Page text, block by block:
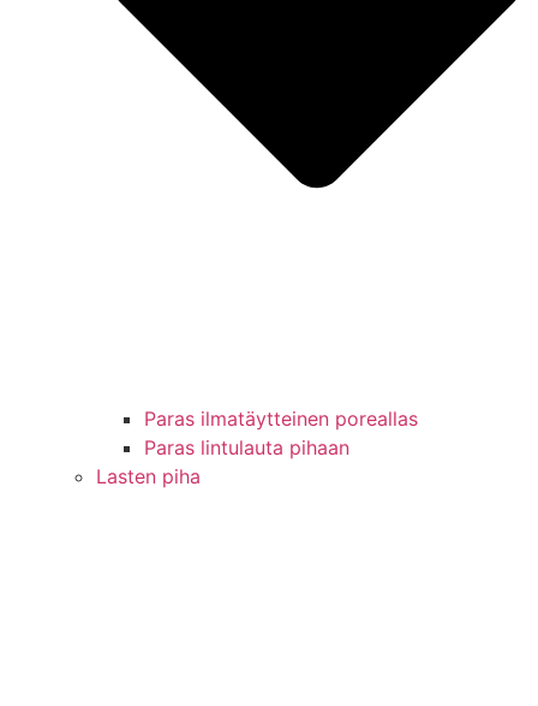
Paras ilmatäytteinen poreallas
Paras lintulauta pihaan
Lasten piha